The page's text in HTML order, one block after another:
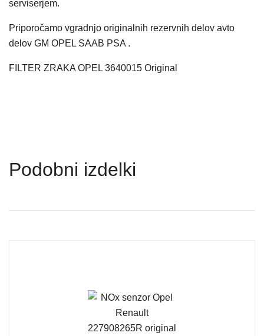
serviserjem.
Priporočamo vgradnjo originalnih rezervnih delov avto
delov GM OPEL SAAB PSA .
FILTER ZRAKA OPEL 3640015 Original
Podobni izdelki